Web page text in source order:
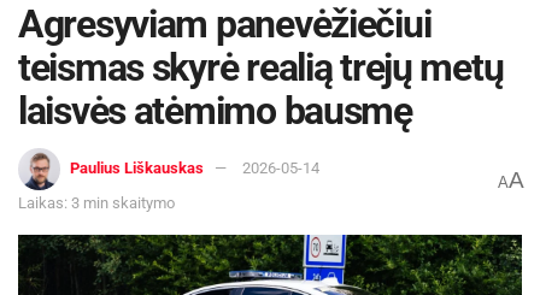
Agresyviam panevėžiečiui
teismas skyrė realią trejų metų
laisvės atėmimo bausmę
Paulius Liškauskas
2026-05-14
Laikas: 3 min skaitymo
AA